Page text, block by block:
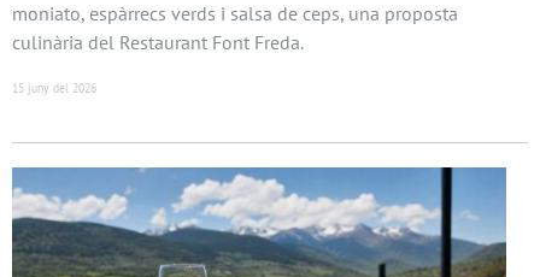
moniato, espàrrecs verds i salsa de ceps, una proposta
culinària del Restaurant Font Freda.
15 juny del 2026